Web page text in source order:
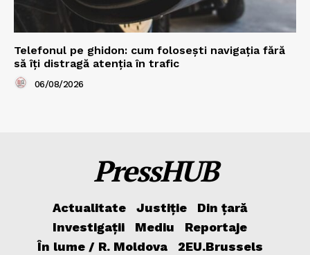
Telefonul pe ghidon: cum folosești navigația fără
să îți distragă atenția în trafic
06/08/2026
PressHUB
Actualitate Justiție
Din țară
Investigații
Mediu
Reportaje
În lume / R. Moldova
2EU.Brussels